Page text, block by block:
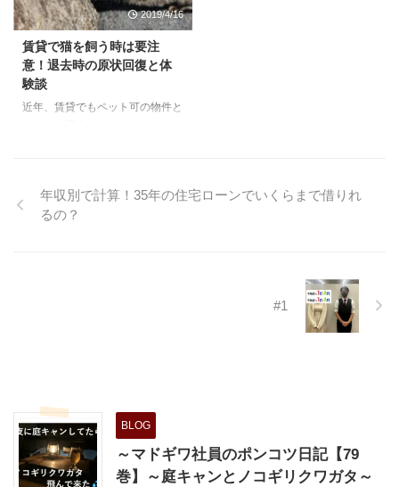
いと思います。 専任契約、一般
契約 この辺の言葉は既に知って
いる方も多いと思うのでさらっと
書きます。 一般媒介契約 一般媒
介契約とは、媒介契約の一種で、
依頼者(売主や貸主)が複数の宅建
2019/4/16
賃貸で猫を飼う時は要注
意！退去時の原状回復と体
験談
近年、賃貸でもペット可の物件と
ペットを飼育できる物件は全体の
1割くらいともいわれています。
...
年収別で計算！35年の住宅ローンでいくらまで借りれ
るの？
#1
BLOG
～マドギワ社員のポンコツ日記【79
巻】～庭キャンとノコギリクワガタ～